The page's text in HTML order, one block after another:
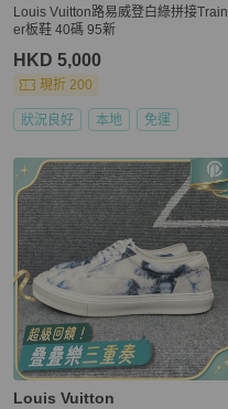
Louis Vuitton路易威登白綠拼接Train
er板鞋 40碼 95新
HKD 5,000
現折 200
狀況良好 本地 免運
Louis Vuitton